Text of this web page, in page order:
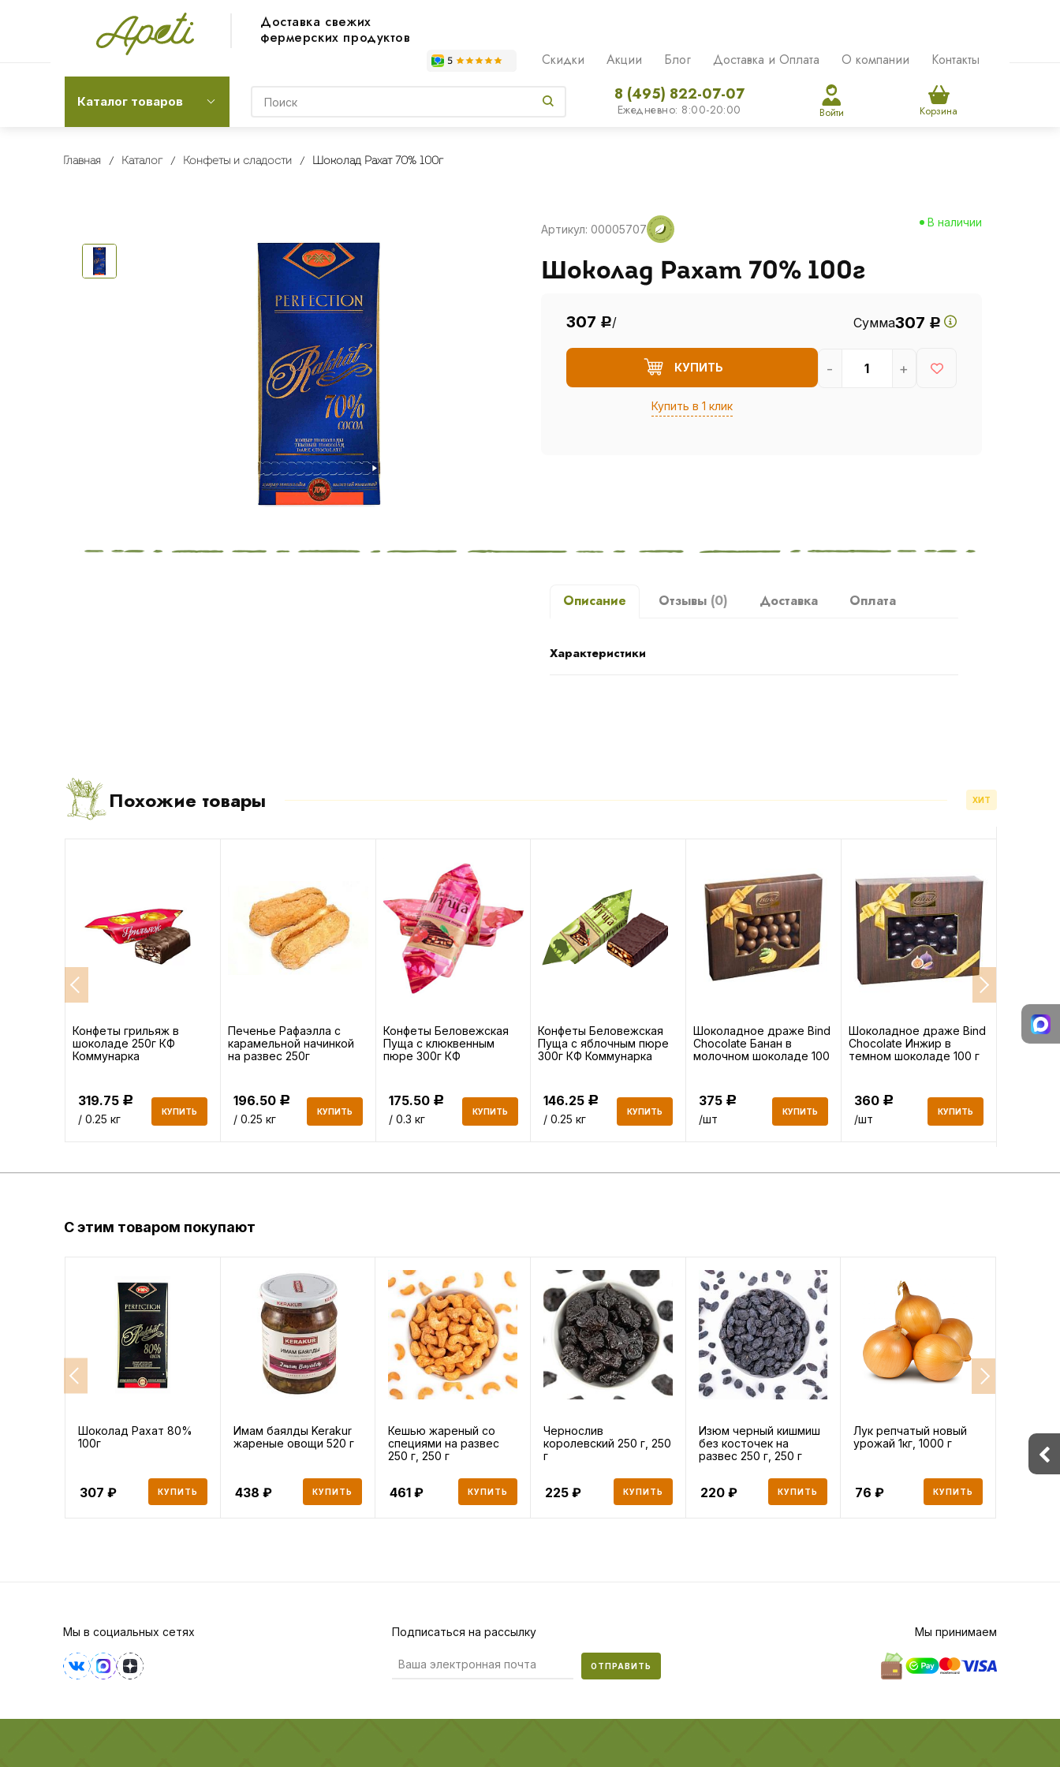
Доставка свежих
фермерских продуктов
Скидки Акции Блог Доставка и Оплата О компании Контакты
Каталог товаров 8 (495) 822-07-07
Ежедневно: 8:00-20:00 Войти Корзина
Главная Каталог Конфеты и сладости Шоколад Рахат 70% 100г
Артикул: 00005707
В наличии
Шоколад Рахат 70% 100г
307 Р/ Сумма307 Р
КУПИТЬ
Купить в 1 клик
- +
Описание Отзывы (0) Доставка Оплата
Характеристики
Похожие товары ХИТ
Конфеты грильяж в
шоколаде 250г КФ
Коммунарка
319.75 Р
/ 0.25 кг
КУПИТЬ
Печенье Рафаэлла с
карамельной начинкой
на развес 250г
196.50 Р
/ 0.25 кг
КУПИТЬ
Конфеты Беловежская
Пуща с клюквенным
пюре 300г КФ
175.50 Р
/ 0.3 кг
КУПИТЬ
Конфеты Беловежская
Пуща с яблочным пюре
300г КФ Коммунарка
146.25 Р
/ 0.25 кг
КУПИТЬ
Шоколадное драже Bind
Chocolate Банан в
молочном шоколаде 100
375 Р
/шт
КУПИТЬ
Шоколадное драже Bind
Chocolate Инжир в
темном шоколаде 100 г
360 Р
/шт
КУПИТЬ
С этим товаром покупают
Шоколад Рахат 80%
100г
307 КУПИТЬ
Имам баялды Kerakur
жареные овощи 520 г
438 КУПИТЬ
Кешью жареный со
специями на развес
250 г, 250 г
461 КУПИТЬ
Чернослив
королевский 250 г, 250
г
225 КУПИТЬ
Изюм черный кишмиш
без косточек на
развес 250 г, 250 г
220 КУПИТЬ
Лук репчатый новый
урожай 1кг, 1000 г
76 КУПИТЬ
Стейк
1000 г
Мы в социальных сетях Подписаться на рассылку
ОТПРАВИТЬ
Мы принимаем